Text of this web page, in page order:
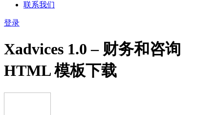
联系我们
登录
Xadvices 1.0 – 财务和咨询
HTML 模板下载